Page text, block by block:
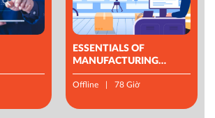
ESSENTIALS OF
MANUFACTURING
MANAGEMENT
Offline 78 Giờ